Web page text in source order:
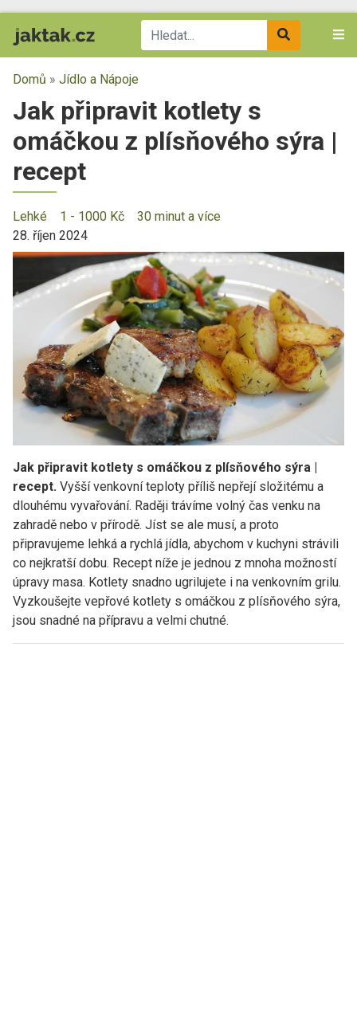
Domů » Jídlo a Nápoje
Jak připravit kotlety s
omáčkou z plísňového sýra |
recept
Lehké 1 - 1000 Kč
30 minut a více
28. říjen 2024
Jak připravit kotlety s omáčkou z plísňového sýra |
recept. Vyšší venkovní teploty příliš nepřejí složitému a
dlouhému vyvařování. Raději trávíme volný čas venku na
zahradě nebo v přírodě. Jíst se ale musí, a proto
připravujeme lehká a rychlá jídla, abychom v kuchyni strávili
co nejkratší dobu. Recept níže je jednou z mnoha možností
úpravy masa. Kotlety snadno ugrilujete i na venkovním grilu.
Vyzkoušejte vepřové kotlety s omáčkou z plísňového sýra,
jsou snadné na přípravu a velmi chutné.